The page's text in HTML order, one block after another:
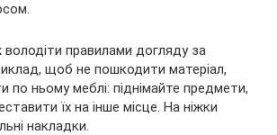
правилами догляду за
щоб не пошкодити матеріал,
по ньому меблі: піднімайте предмети,
їх на інше місце. На ніжки
накладки.